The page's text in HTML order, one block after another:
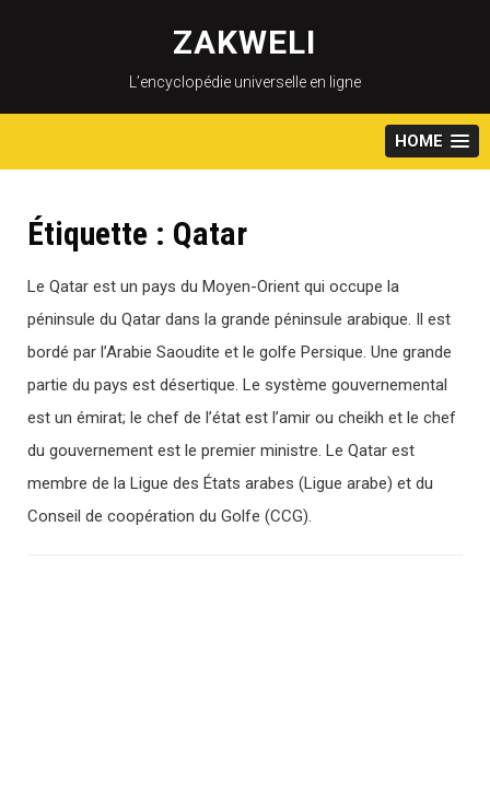
content
ZAKWELI
L’encyclopédie universelle en ligne
HOME
Étiquette : Qatar
Le Qatar est un pays du Moyen-Orient qui occupe la
péninsule du Qatar dans la grande péninsule arabique. Il est
bordé par l’Arabie Saoudite et le golfe Persique. Une grande
partie du pays est désertique. Le système gouvernemental
est un émirat; le chef de l’état est l’amir ou cheikh et le chef
du gouvernement est le premier ministre. Le Qatar est
membre de la Ligue des États arabes (Ligue arabe) et du
Conseil de coopération du Golfe (CCG).